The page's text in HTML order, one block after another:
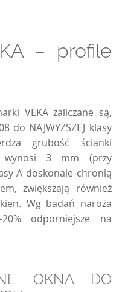
– profile
VEKA zaliczane są,
do NAJWYŻSZEJ klasy
grubość ścianki
wynosi 3 mm (przy
A doskonale chronią
zwiększają również
Wg badań naroża
odporniejsze na
OKNA DO